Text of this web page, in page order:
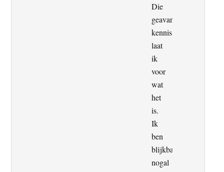
Die
geavanceerde
kennis
laat
ik
voor
wat
het
is.
Ik
ben
blijkbaar
nogal